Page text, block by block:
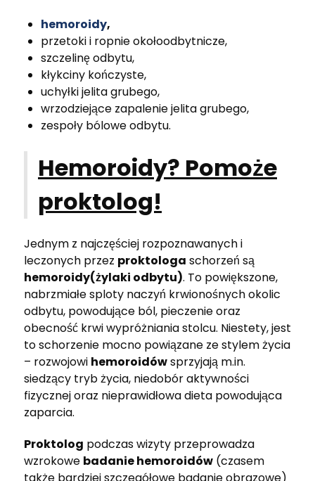
hemoroidy,
przetoki i ropnie okołoodbytnicze,
szczelinę odbytu,
kłykciny kończyste,
uchyłki jelita grubego,
wrzodziejące zapalenie jelita grubego,
zespoły bólowe odbytu.
Hemoroidy? Pomoże
proktolog!
Jednym z najczęściej rozpoznawanych i
leczonych przez proktologa schorzeń są
hemoroidy(żylaki odbytu). To powiększone,
nabrzmiałe sploty naczyń krwionośnych okolic
odbytu, powodujące ból, pieczenie oraz
obecność krwi wypróżniania stolcu. Niestety, jest
to schorzenie mocno powiązane ze stylem życia
– rozwojowi hemoroidówsprzyjają m.in.
siedzący tryb życia, niedobór aktywności
fizycznej oraz nieprawidłowa dieta powodująca
zaparcia.
Proktolog podczas wizyty przeprowadza
wzrokowe badanie hemoroidów (czasem